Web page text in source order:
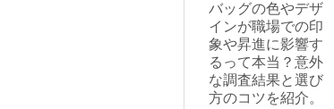
バッグの色やデザ
インが職場での印
象や昇進に影響す
るって本当？意外
な調査結果と選び
方のコツを紹介。